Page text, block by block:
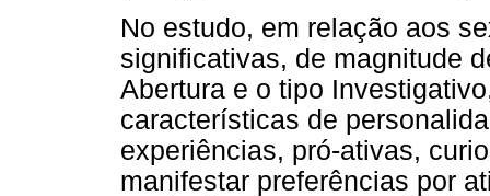
No estudo, em relação aos
significativas, de magnitude
Abertura e o tipo
características de
experiências, pró-ativas,
manifestar preferências por